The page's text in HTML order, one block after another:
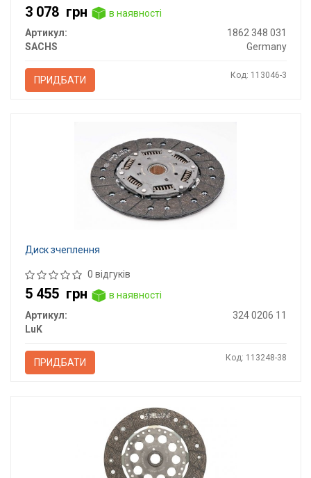
3 078 грн
в наявності
Артикул:
1862 348 031
SACHS
Germany
ПРИДБАТИ Код: 113046-3
Диск зчеплення
0 відгуків
5 455 грн
в наявності
Артикул:
324 0206 11
LuK
ПРИДБАТИ Код: 113248-38